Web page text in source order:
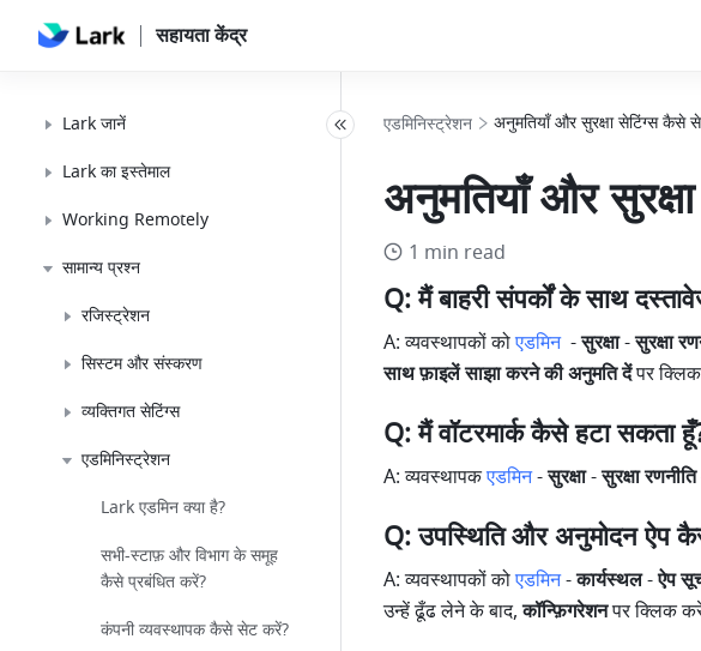
सहायता केंद्र
Lark जानें
Lark का इस्तेमाल
Working Remotely
सामान्य प्रश्न
रजिस्ट्रेशन
सिस्टम और संस्करण
व्यक्तिगत सेटिंग्स
एडमिनिस्ट्रेशन
Lark एडमिन क्या है?
सभी-स्टाफ़ और विभाग के समूह
कैसे प्रबंधित करें?
कंपनी व्यवस्थापक कैसे सेट करें?
एडमिनिस्ट्रेशन अनुमतियाँ और सुरक्षा सेटिंग्स कैसे
अनुमतियाँ और
1 min read
Q: मैं बाहरी संपर्कों के साथ
A: व्यवस्थापकों को एडमिन - सुरक्षा - सुरक्षा
साथ फ़ाइलें साझा करने की अनुमति दें पर
Q: मैं वॉटरमार्क कैसे हटा सकता
A: व्यवस्थापक एडमिन - सुरक्षा - सुरक्षा रणनीति
Q: उपस्थिति और अनुमोदन ऐप
A: व्यवस्थापकों को एडमिन - कार्यस्थल - ऐप
उन्हें ढूँढ लेने के बाद, कॉन्फ़िगरेशन पर क्लिक